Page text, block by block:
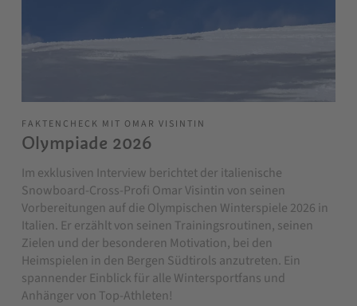
FAKTENCHECK MIT OMAR VISINTIN
Olympiade 2026
Im exklusiven Interview berichtet der italienische
Snowboard-Cross-Profi Omar Visintin von seinen
Vorbereitungen auf die Olympischen Winterspiele 2026 in
Italien. Er erzählt von seinen Trainingsroutinen, seinen
Zielen und der besonderen Motivation, bei den
Heimspielen in den Bergen Südtirols anzutreten. Ein
spannender Einblick für alle Wintersportfans und
Anhänger von Top-Athleten!